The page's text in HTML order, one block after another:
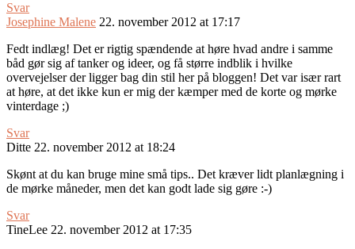
Svar
Josephine Malene 22. november 2012 at 17:17
Fedt indlæg! Det er rigtig spændende at høre hvad andre i samme
båd gør sig af tanker og ideer, og få større indblik i hvilke
overvejelser der ligger bag din stil her på bloggen! Det var især rart
at høre, at det ikke kun er mig der kæmper med de korte og mørke
vinterdage ;)
Svar
Ditte 22. november 2012 at 18:24
Skønt at du kan bruge mine små tips.. Det kræver lidt planlægning i
de mørke måneder, men det kan godt lade sig gøre :-)
Svar
TineLee 22. november 2012 at 17:35